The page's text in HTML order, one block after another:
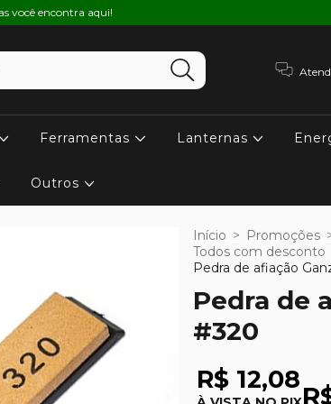
você encontra aqui!
Ferramentas Lanternas
Outros
Início > Promoções
Todos com desconto
Pedra de afiação
Pedra de
#320
R$ 12,08